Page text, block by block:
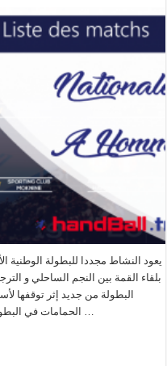
بلقاء القمة بين النجم الساحلي و
البطولة من جديد إثر توقفها
الحمامات في البطولة الإفريقية للأندية البطلة و مشاركة المنتخب …